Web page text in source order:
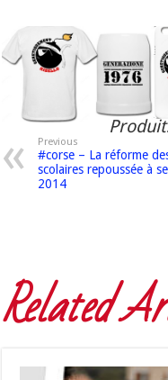
Previous
#corse – La réforme
scolaires repoussée à
2014
Related